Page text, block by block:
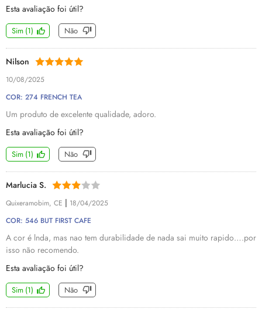
Esta avaliação foi útil?
Sim (1) Não
Nilson
10/08/2025
COR: 274 FRENCH TEA
Um produto de excelente qualidade, adoro.
Esta avaliação foi útil?
Sim (1) Não
Marlucia S.
Quixeramobim, CE | 18/04/2025
COR: 546 BUT FIRST CAFE
A cor é lnda, mas nao tem durabilidade de nada sai muito rapido….por
isso não recomendo.
Esta avaliação foi útil?
Sim (1) Não